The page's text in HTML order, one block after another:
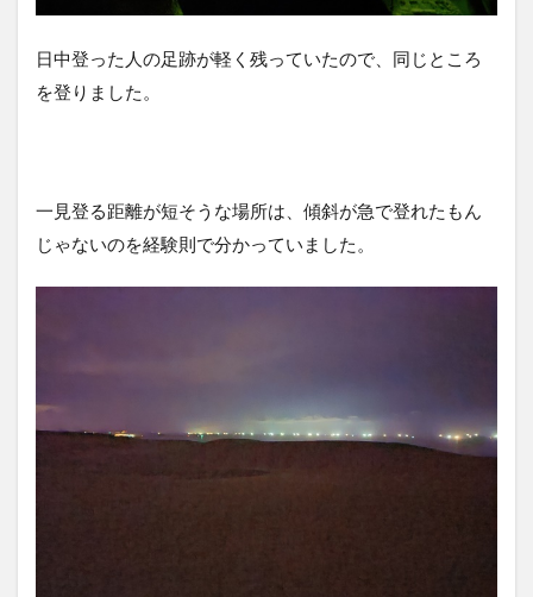
日中登った人の足跡が軽く残っていたので、同じところ
を登りました。
一見登る距離が短そうな場所は、傾斜が急で登れたもん
じゃないのを経験則で分かっていました。